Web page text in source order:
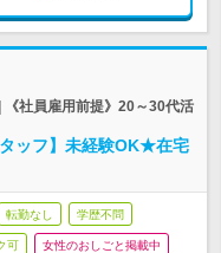
社員雇用前提》20～30代活
ッフ】未経験OK★在宅
転勤なし 学歴不問
可 女性のおしごと掲載中